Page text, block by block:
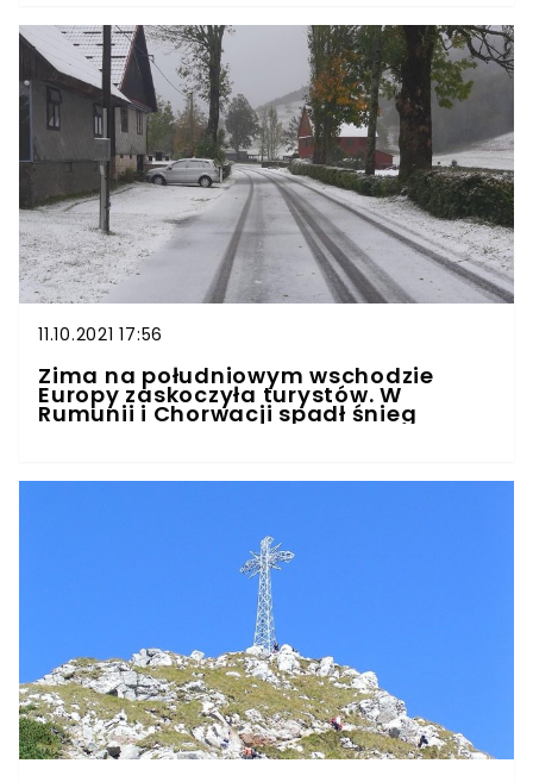
11.10.2021 17:56
Zima na południowym wschodzie
Europy zaskoczyła turystów. W
Rumunii i Chorwacji spadł śnieg